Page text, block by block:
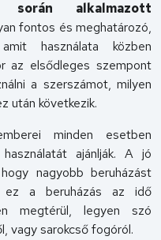
során alkalmazott
fontos és meghatározó,
használata közben
az elsődleges szempont
a szerszámot, milyen
után következik.
minden esetben
használatát ajánlják. A jó
nagyobb beruházást
ez a beruházás az idő
megtérül, legyen szó
vagy sarokcső fogóról.